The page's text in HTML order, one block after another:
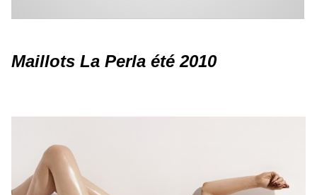
Maillots La Perla été 2010